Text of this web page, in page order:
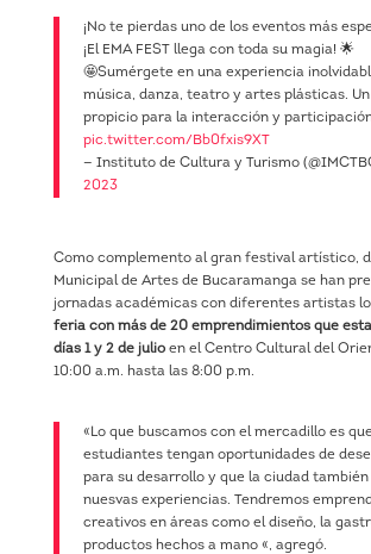
¡No te pierdas uno de los eventos más
¡El EMA FEST llega con toda su magia! 🌟
🤩Sumérgete en una experiencia
música, danza, teatro y artes plásticas.
propicio para la interacción y
pic.twitter.com/Bb0fxis9XT
— Instituto de Cultura y Turismo
2023
Como complemento al gran festival artístico,
Municipal de Artes de Bucaramanga se han
jornadas académicas con diferentes artistas
feria con más de 20 emprendimientos que
días 1 y 2 de julioen el Centro Cultural del
10:00 a.m. hasta las 8:00 p.m.
«Lo que buscamos con el mercadillo es
estudiantes tengan oportunidades de
para su desarrollo y que la ciudad
nuesvas experiencias. Tendremos
creativos en áreas como el diseño, la
productos hechos a mano «, agregó.